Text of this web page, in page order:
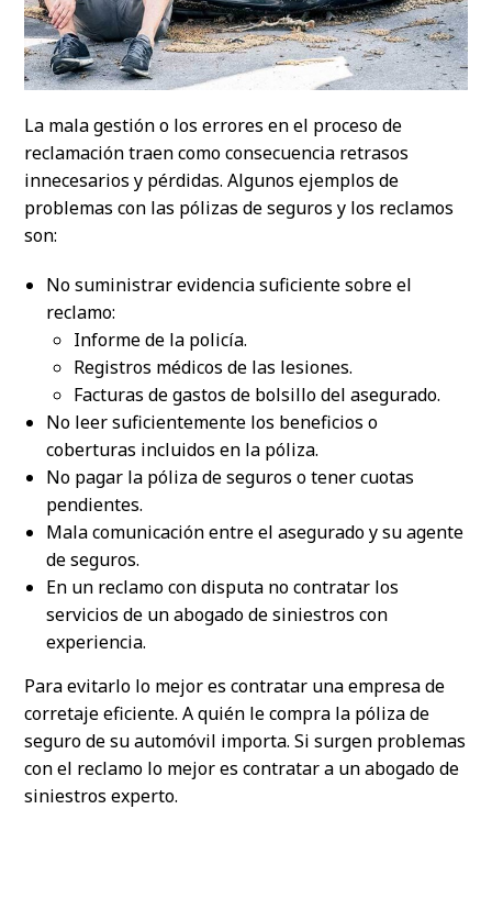
La mala gestión o los errores en el proceso de
reclamación traen como consecuencia retrasos
innecesarios y pérdidas. Algunos ejemplos de
problemas con las pólizas de seguros y los reclamos
son:
No suministrar evidencia suficiente sobre el
reclamo:
Informe de la policía.
Registros médicos de las lesiones.
Facturas de gastos de bolsillo del asegurado.
No leer suficientemente los beneficios o
coberturas incluidos en la póliza.
No pagar la póliza de seguros o tener cuotas
pendientes.
Mala comunicación entre el asegurado y su agente
de seguros.
En un reclamo con disputa no contratar los
servicios de un abogado de siniestros con
experiencia.
Para evitarlo lo mejor es contratar una empresa de
corretaje eficiente. A quién le compra la póliza de
seguro de su automóvil importa. Si surgen problemas
con el reclamo lo mejor es contratar a un abogado de
siniestros experto.